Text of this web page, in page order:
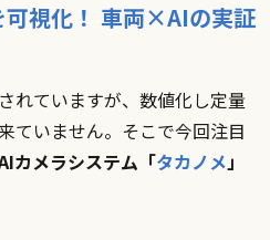
可視化！ 車両×AIの実証
れていますが、数値化し定量
ていません。そこで今回注目
カメラシステム「タカノメ」